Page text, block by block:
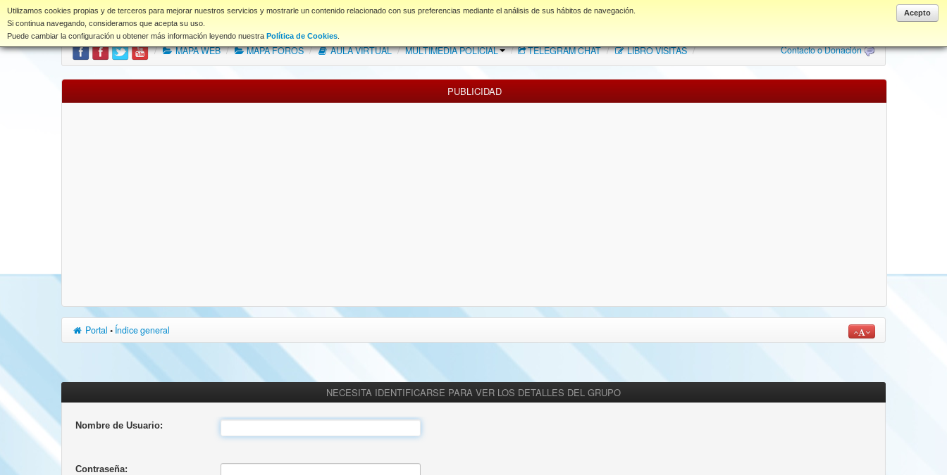
Acepto
Utilizamos cookies propias y de terceros para mejorar nuestros servicios y mostrarle un contenido relacionado con sus preferencias mediante el análisis de sus hábitos de navegación.
Si continua navegando, consideramos que acepta su uso.
Puede cambiar la configuración u obtener más información leyendo nuestra Política de Cookies
www.coet.es Portal Índice Foros FAQ NORMAS FORO Descargas
/ MAPA WEB / MAPA FOROS / AULA VIRTUAL / MULTIMEDIA POLICIAL / TELEGRAM CHAT / LIBRO VISITAS / Contacto o Donación
PUBLICIDAD
Portal • Índice general
NECESITA IDENTIFICARSE PARA VER LOS DETALLES DEL GRUPO
Nombre de Usuario:
Contraseña: